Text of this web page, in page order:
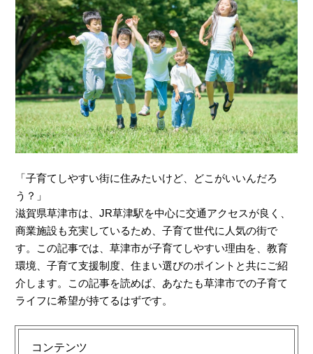
「子育てしやすい街に住みたいけど、どこがいいんだろ
う？」
滋賀県草津市は、JR草津駅を中心に交通アクセスが良く、
商業施設も充実しているため、子育て世代に人気の街で
す。この記事では、草津市が子育てしやすい理由を、教育
環境、子育て支援制度、住まい選びのポイントと共にご紹
介します。この記事を読めば、あなたも草津市での子育て
ライフに希望が持てるはずです。
コンテンツ